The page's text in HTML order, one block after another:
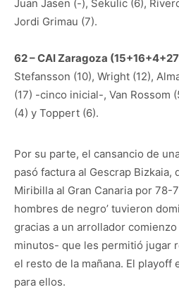
Juan Jasen (-), Sekulic (6),
Jordi Grimau (7).
62 – CAI Zaragoza
Stefansson (10), Wright (12),
(17) -cinco inicial-, Van Rossom
(4) y Toppert (6).
Por su parte, el cansancio de
pasó factura al Gescrap Bizkaia,
Miribilla al Gran Canaria por 78-
hombres de negro’ tuvieron
gracias a un arrollador
minutos- que les permitió jugar
el resto de la mañana. El playoff
para ellos.